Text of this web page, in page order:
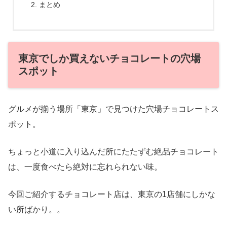
まとめ
東京でしか買えないチョコレートの穴場
スポット
グルメが揃う場所「東京」で見つけた穴場チョコレートス
ポット。
ちょっと小道に入り込んだ所にたたずむ絶品チョコレート
は、一度食べたら絶対に忘れられない味。
今回ご紹介するチョコレート店は、東京の1店舗にしかな
い所ばかり。。